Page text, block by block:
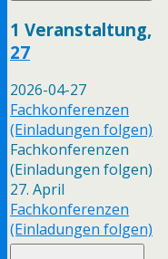
1 Veranstaltung,
27
2026-04-27
Fachkonferenzen
(Einladungen folgen)
Fachkonferenzen
(Einladungen folgen)
27. April
Fachkonferenzen
(Einladungen folgen)